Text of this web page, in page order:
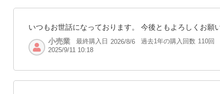
いつもお世話になっております。 今後ともよろしくお願
小売業
最終購入日 2026/8/6 過去1年の購入回数 110回
2025/9/11 10:18